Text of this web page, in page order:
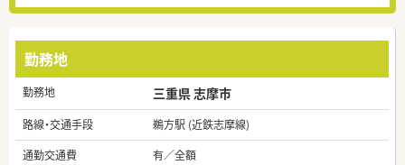
勤務地
勤務地 三重県 志摩市
路線・交通手段
鵜方駅 (近鉄志摩線)
通勤交通費
有／全額